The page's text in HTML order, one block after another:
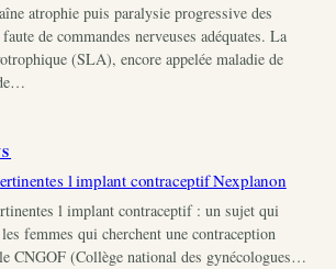
atrophie puis paralysie progressive des
de commandes nerveuses adéquates. La
(SLA), encore appelée maladie de
l implant contraceptif Nexplanon
l implant contraceptif : un sujet qui
femmes qui cherchent une contraception
CNGOF (Collège national des gynécologues…